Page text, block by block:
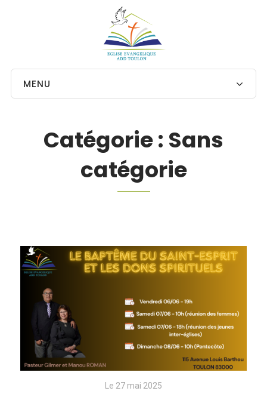
MENU
Catégorie : Sans
catégorie
Le 27 mai 2025